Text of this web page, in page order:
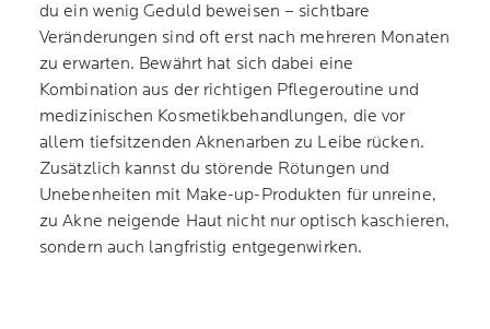
du ein wenig Geduld beweisen – sichtbare
Veränderungen sind oft erst nach mehreren Monaten
zu erwarten. Bewährt hat sich dabei eine
Kombination aus der richtigen Pflegeroutine und
medizinischen Kosmetikbehandlungen, die vor
allem tiefsitzenden Aknenarben zu Leibe rücken.
Zusätzlich kannst du störende Rötungen und
Unebenheiten mit Make-up-Produkten für unreine,
zu Akne neigende Haut nicht nur optisch kaschieren,
sondern auch langfristig entgegenwirken.